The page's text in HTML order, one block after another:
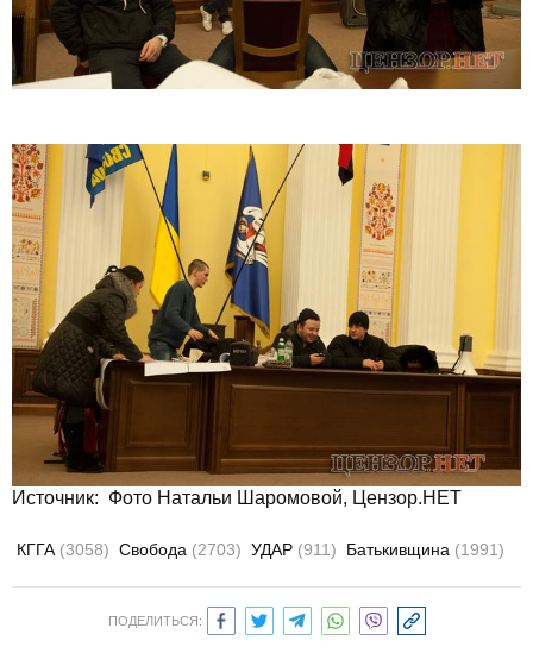
Источник: Фото Натальи Шаромовой, Цензор.НЕТ
КГГА (3058) Свобода (2703) УДАР (911) Батькивщина (1991)
ПОДЕЛИТЬСЯ: